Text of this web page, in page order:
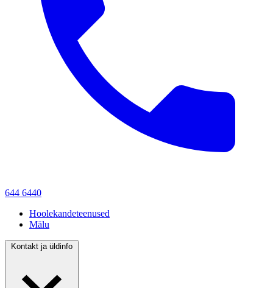
644 6440
Hoolekandeteenused
Mälu
Kontakt ja üldinfo